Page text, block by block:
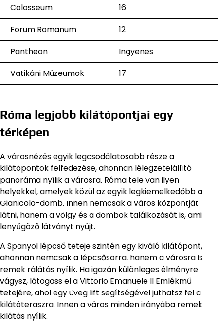
Colosseum
16
Forum Romanum
12
Pantheon
Ingyenes
Vatikáni Múzeumok
17
Róma legjobb kilátópontjai egy
térképen
A városnézés egyik legcsodálatosabb része a
kilátópontok felfedezése, ahonnan lélegzetelállító
panoráma nyílik a városra. Róma tele van ilyen
helyekkel, amelyek közül az egyik legkiemelkedőbb a
Gianicolo-domb. Innen nemcsak a város központját
látni, hanem a völgy és a dombok találkozását is, ami
lenyűgöző látványt nyújt.
A Spanyol lépcső teteje szintén egy kiváló kilátópont,
ahonnan nemcsak a lépcsősorra, hanem a városra is
remek rálátás nyílik. Ha igazán különleges élményre
vágysz, látogass el a Vittorio Emanuele II Emlékmű
tetejére, ahol egy üveg lift segítségével juthatsz fel a
kilátóteraszra. Innen a város minden irányába remek
kilátás nyílik.